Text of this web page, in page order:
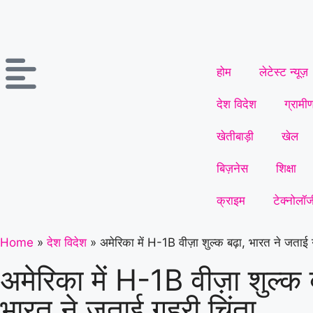
होम लेटेस्ट न्यूज़
देश विदेश
खेतीबाड़ी खेल
बिज़नेस शिक्षा
क्राइम
Home » देश विदेश » अमेरिका में H-1B वीज़ा शुल्क बढ़ा, भारत ने जताई
अमेरिका में H-1B वीज़ा शुल्क